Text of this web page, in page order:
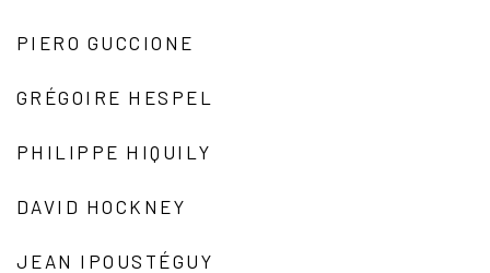
PIERO GUCCIONE
GRÉGOIRE HESPEL
PHILIPPE HIQUILY
DAVID HOCKNEY
JEAN IPOUSTÉGUY